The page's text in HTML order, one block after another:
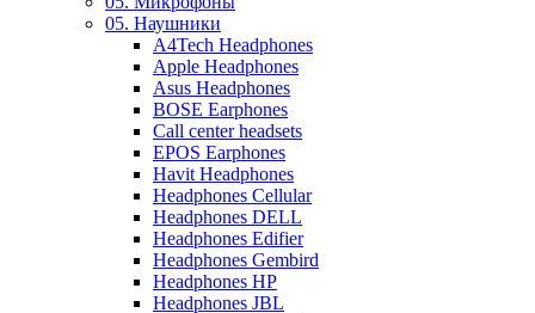
05. Наушники
A4Tech Headphones
Apple Headphones
Asus Headphones
BOSE Earphones
Call center headsets
EPOS Earphones
Havit Headphones
Headphones Cellular
Headphones DELL
Headphones Edifier
Headphones Gembird
Headphones HP
Headphones JBL